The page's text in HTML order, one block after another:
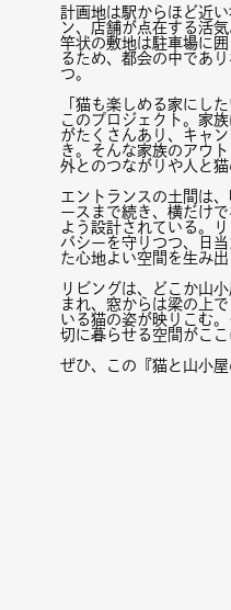
計画地は駅からほど近
ン、店舗が点在する活
竿状の敷地は駐車場に
るため、都会の中であ
つ。
「猫も楽しめる家にし
このプロジェクト。家
がたくさんあり、キャ
き。そんな家族のアウ
外とのつながりや人と
エントランスの土間は
ースまで続き、横だけ
よう設計されている。
バシーを守りつつ、日
た心地よい空間を生み出
リビングは、どこか山
まれ、窓からは梁の上
いる猫の姿が映りこむ
切に暮らせる空間がここ
ぜひ、この『猫と山小屋